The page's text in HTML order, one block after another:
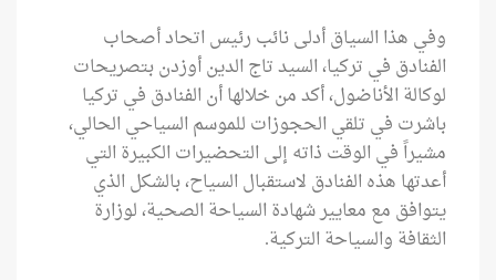
وفي هذا السياق أدلى نائب رئيس اتحاد أصحاب
الفنادق في تركيا، السيد تاج الدين أوزدن بتصريحات
لوكالة الأناضول، أكد من خلالها أن الفنادق في تركيا
باشرت في تلقي الحجوزات للموسم السياحي الحالي،
مشيراً في الوقت ذاته إلى التحضيرات الكبيرة التي
أعدتها هذه الفنادق لاستقبال السياح، بالشكل الذي
يتوافق مع معايير شهادة السياحة الصحية، لوزارة
الثقافة والسياحة التركية.